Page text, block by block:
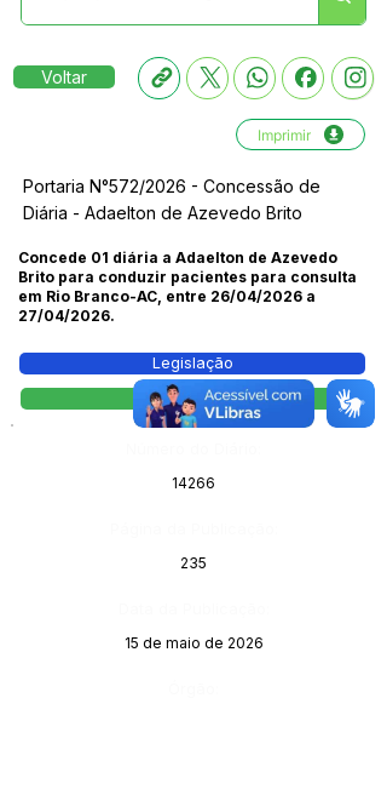
Voltar
Imprimir
Portaria N°572/2026 - Concessão de
Diária - Adaelton de Azevedo Brito
Concede 01 diária a Adaelton de Azevedo
Brito para conduzir pacientes para consulta
em Rio Branco-AC, entre 26/04/2026 a
27/04/2026.
Legislação
Portaria
14266
235
15 de maio de 2026